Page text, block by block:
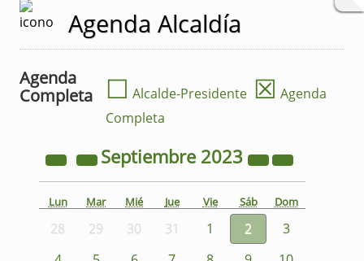
Agenda Alcaldía
Agenda
Completa
☐ Alcalde-Presidente ☒ Agenda
Completa
Septiembre 2023
Lun Mar Mié Jue Vie Sáb Dom
28 29 30 31 1 2
3